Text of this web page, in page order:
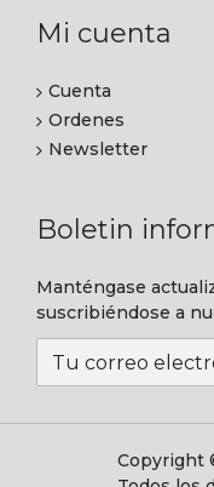
Mi cuenta
Cuenta
Ordenes
Newsletter
Boletin
Manténgase
suscribiéndose a
Copyright